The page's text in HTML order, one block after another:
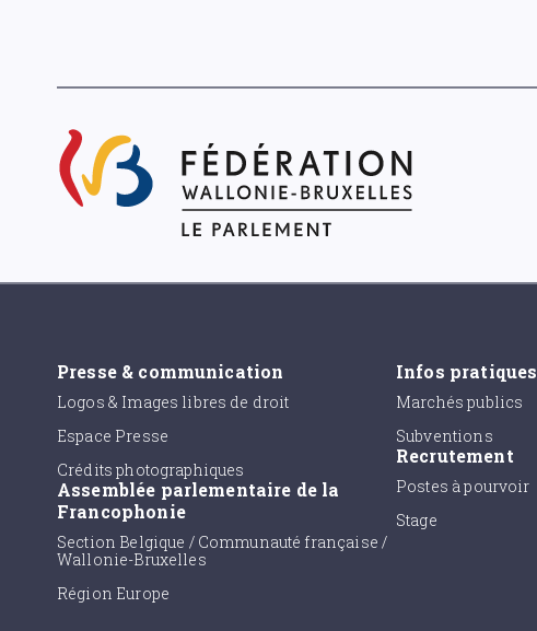
Presse & communication
Logos & Images libres de droit
Espace Presse
Crédits photographiques
Assemblée parlementaire de la
Francophonie
Section Belgique / Communauté française /
Wallonie-Bruxelles
Région Europe
Infos pratiques
Marchés publics
Subventions
Recrutement
Postes à pourvoir
Stage